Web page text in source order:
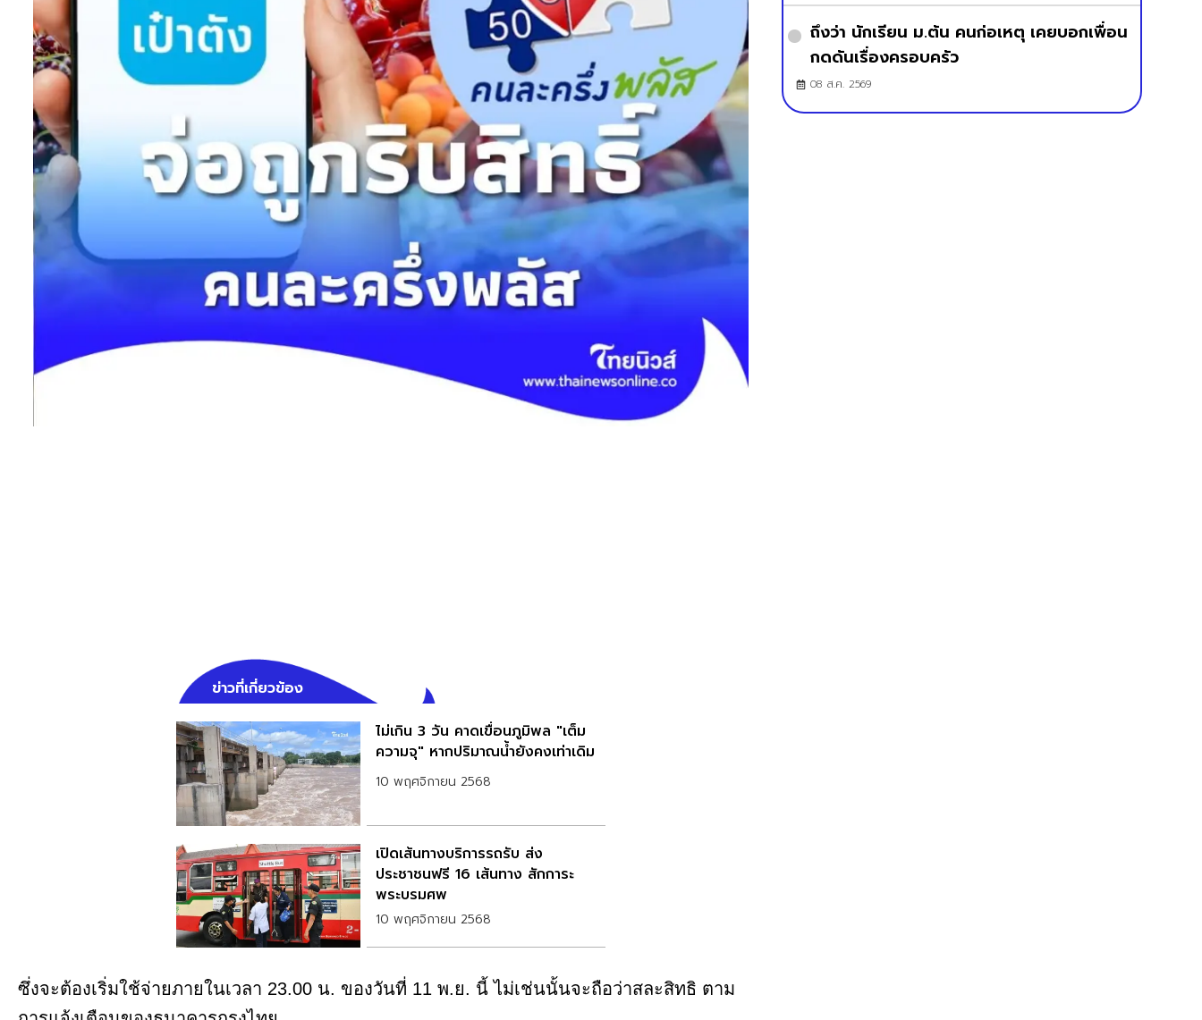
ข่าวที่เกี่ยวข้อง
ไม่เกิน 3 วัน คาดเขื่อนภูมิพล "เต็ม
ความจุ" หากปริมาณน้ำยังคงเท่าเดิม
10 พฤศจิกายน 2568
เปิดเส้นทางบริการรถรับ ส่ง
ประชาชนฟรี 16 เส้นทาง สักการะ
พระบรมศพ
10 พฤศจิกายน 2568
ซึ่งจะต้องเริ่มใช้จ่ายภายในเวลา 23.00 น. ของวันที่ 11 พ.ย. นี้ ไม่เช่นนั้นจะถือว่าสละสิทธิ ตาม
ถึงว่า นักเรียน ม.ต้น คนก่อเหตุ เคยบอกเพื่อน
กดดันเรื่องครอบครัว
08 ส.ค. 2569